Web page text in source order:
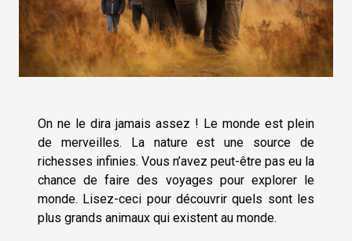
On ne le dira jamais assez ! Le monde est plein
de merveilles. La nature est une source de
richesses infinies. Vous n’avez peut-être pas eu la
chance de faire des voyages pour explorer le
monde. Lisez-ceci pour découvrir quels sont les
plus grands animaux qui existent au monde.